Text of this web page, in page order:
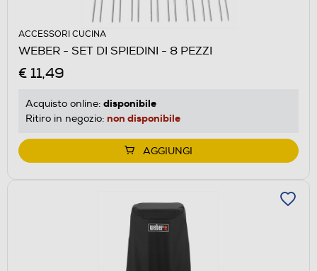
ACCESSORI CUCINA
WEBER - SET DI SPIEDINI - 8 PEZZI
€ 11,49
Acquisto online: disponibile
Ritiro in negozio: non disponibile
AGGIUNGI